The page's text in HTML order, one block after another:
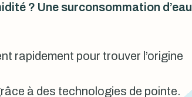
? Une surconsommation d’eau
rapidement pour trouver l’origine
à des technologies de pointe.